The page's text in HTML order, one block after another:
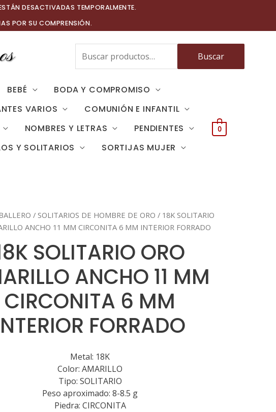
DESACTIVADAS TEMPORALMENTE.
POR SU COMPRENSIÓN.
Buscar
por:
Buscar
BEBÉ
BODA Y COMPROMISO
VARIOS
COMUNIÓN E INFANTIL
NOMBRES Y LETRAS
PENDIENTES
Y SOLITARIOS
SORTIJAS MUJER
0
/ SOLITARIOS DE HOMBRE DE ORO / 18K SOLITARIO
ANCHO 11 MM CIRCONITA 6 MM INTERIOR FORRADO
SOLITARIO ORO
ANCHO 11 MM
CIRCONITA 6 MM
FORRADO
Metal: 18K
Color: AMARILLO
Tipo: SOLITARIO
Peso aproximado: 8-8.5 g
Piedra: CIRCONITA